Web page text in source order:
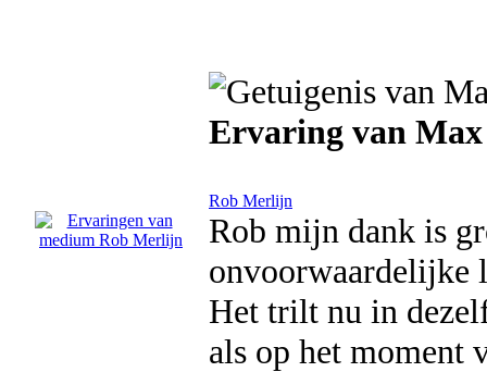
Ervaring van Max
Rob Merlijn
Rob mijn dank is
onvoorwaardelijke
Het trilt nu in
als op het moment